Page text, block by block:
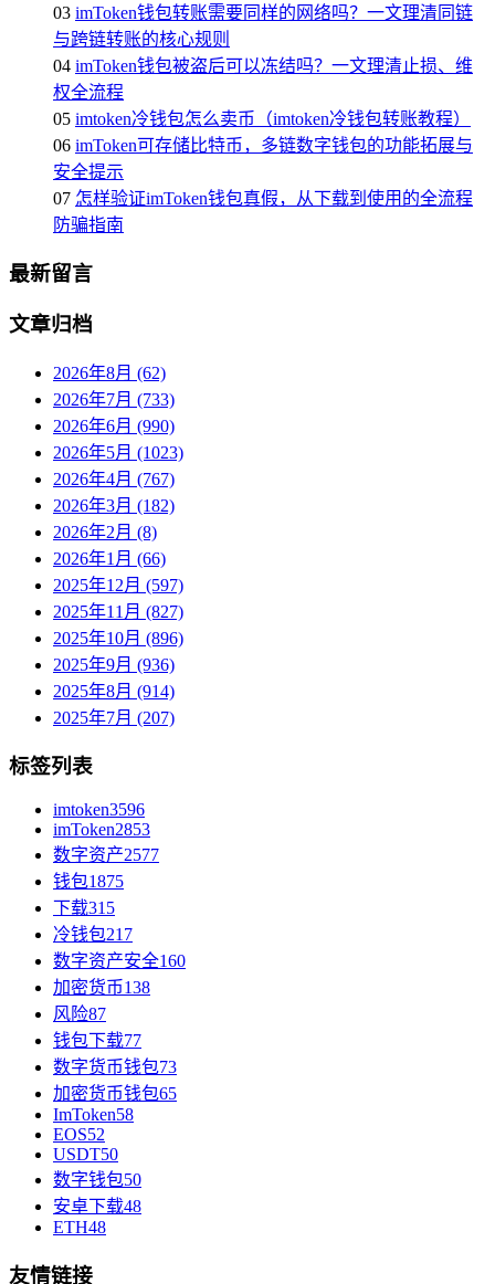
03 imToken钱包转账需要同样的网络吗？一文理清同链
与跨链转账的核心规则
04 imToken钱包被盗后可以冻结吗？一文理清止损、维
权全流程
05 imtoken冷钱包怎么卖币（imtoken冷钱包转账教程）
06 imToken可存储比特币，多链数字钱包的功能拓展与
安全提示
07 怎样验证imToken钱包真假，从下载到使用的全流程
防骗指南
最新留言
文章归档
2026年8月 (62)
2026年7月 (733)
2026年6月 (990)
2026年5月 (1023)
2026年4月 (767)
2026年3月 (182)
2026年2月 (8)
2026年1月 (66)
2025年12月 (597)
2025年11月 (827)
2025年10月 (896)
2025年9月 (936)
2025年8月 (914)
2025年7月 (207)
标签列表
imtoken3596
imToken2853
数字资产2577
钱包1875
下载315
冷钱包217
数字资产安全160
加密货币138
风险87
钱包下载77
数字货币钱包73
加密货币钱包65
ImToken58
EOS52
USDT50
数字钱包50
安卓下载48
ETH48
友情链接